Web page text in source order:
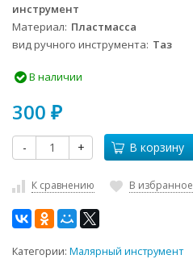
инструмент
Материал Пластмасса
вид ручного инструмента Таз
В наличии
300 ₽
- + В корзину
К сравнению В избранное
Категории: Малярный инструмент